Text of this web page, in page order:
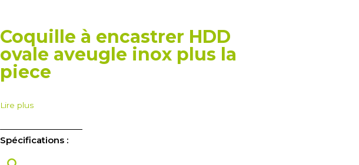
Coquille à encastrer HDD
ovale aveugle inox plus la
piece
Lire plus
Spécifications :